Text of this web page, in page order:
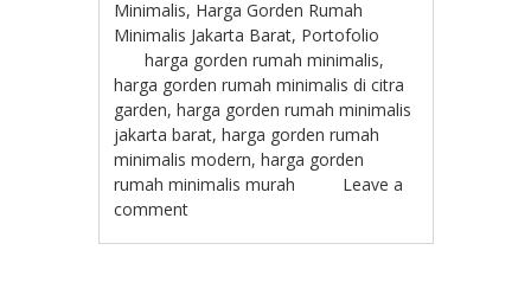
Minimalis, Harga Gorden Rumah
Minimalis Jakarta Barat, Portofolio
harga gorden rumah minimalis,
harga gorden rumah minimalis di citra
garden,harga gorden rumah minimalis
jakarta barat,harga gorden rumah
minimalis modern,harga gorden
rumah minimalis murah
Leave a
comment